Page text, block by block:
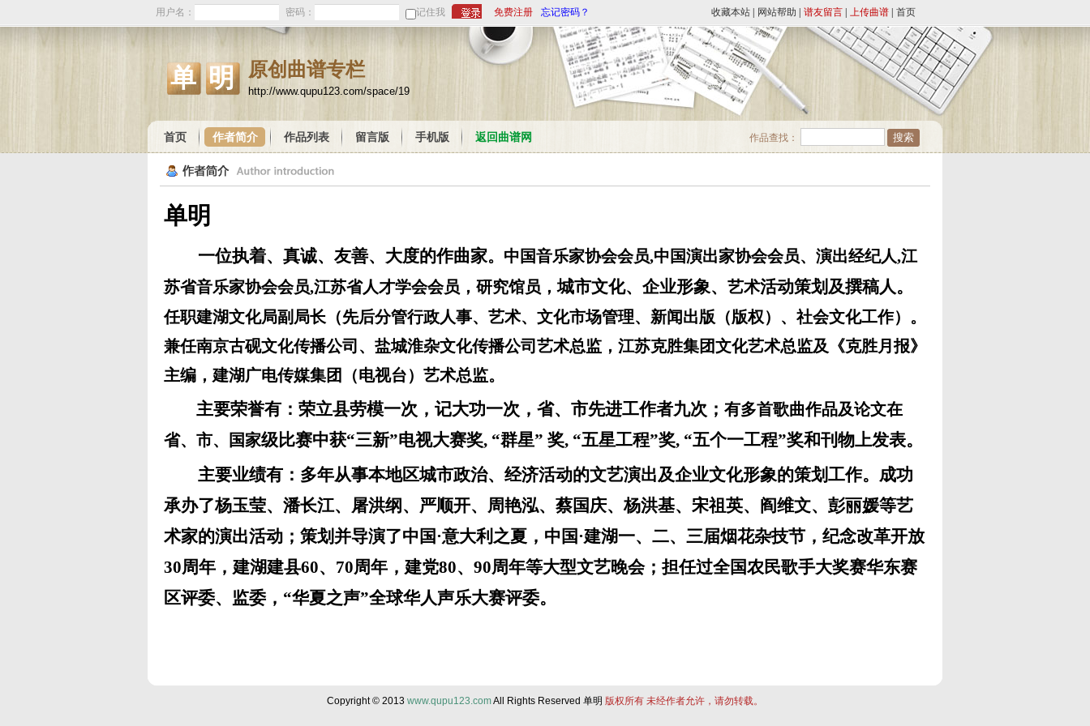
用户名： 密码： 记住我 免费注册 忘记密码？ 收藏本站 网站帮助 谱友留言 上传曲谱 首页
单明 原创曲谱专栏
http://www.qupu123.com/space/19
作品查找：
首页 作者简介 作品列表 留言版 手机版 返回曲谱网
单明
一位执着、真诚、友善、大度的作曲家。中国音乐家协会会员,中国演出家协会会员、演出经纪人,江
苏省音乐家协会会员,江苏省人才学会会员，研究馆员，城市文化、企业形象、 艺术活动策划及撰稿人。
任职建湖文化局副局长（先后分管行政人事、艺术、文化市场管理、新闻出版（版权）、社会文化工作）。
兼任南京古砚文化传播公司、盐城淮杂文化传播公司艺术总监 ， 江苏克胜集团文化艺术总监及《克胜月报》
主编，建湖广电传媒集团（电视台）艺术总监。
主要荣誉有： 荣立县劳模一次，记大功一次，省、市先进工作者九次； 有多首歌曲作品及论文在
省、市、国家级比赛中获“三新”电视大赛奖, “群星” 奖, “五星工程”奖, “五个一工程”奖和刊物上发表。
主要业绩有： 多年从事本地区城市政治、经济活动的文艺演出及企业文化形象的策划工作。成功
承办了杨玉莹、潘长江、屠洪纲、严顺开、周艳泓、蔡国庆、杨洪基、宋祖英、阎维文、彭丽媛等艺
术家的演出活动；策划并导演了中国·意大利之夏，中国·建湖一、二、三届烟花杂技节，纪念改革开放
30周年，建湖建县60、 70周年，建党80、 90周年等大型文艺晚会；担任过全国农民歌手大奖赛华东赛
区评委、监委， “华夏之声”全球华人声乐大赛评委。
Copyright © 2013 www.qupu123.comAll Rights Reserved 单明 版权所有 未经作者允许，请勿转载。